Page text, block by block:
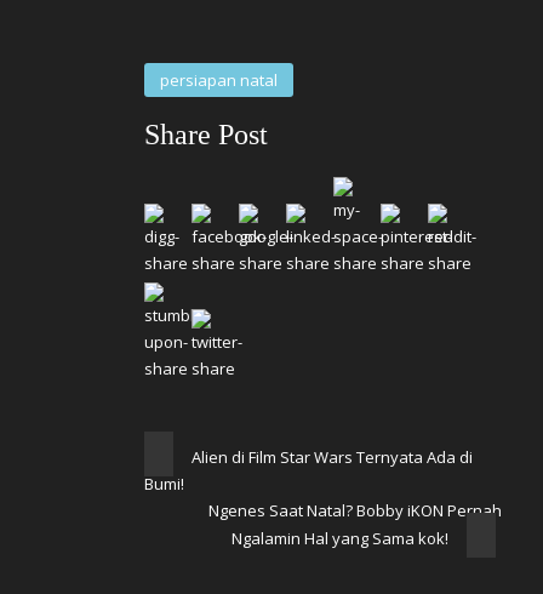
persiapan natal
Share Post
Alien di Film Star Wars Ternyata Ada di
Bumi!
Ngenes Saat Natal? Bobby iKON Pernah
Ngalamin Hal yang Sama kok!